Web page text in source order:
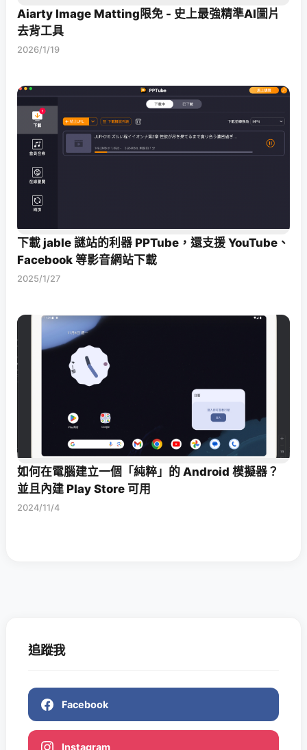
Aiarty Image Matting限免 - 史上最強精準AI圖片
去背工具
2026/1/19
下載 jable 謎站的利器 PPTube，還支援 YouTube、
Facebook 等影音網站下載
2025/1/27
如何在電腦建立一個「純粹」的 Android 模擬器？
並且內建 Play Store 可用
2024/11/4
追蹤我
Facebook
Instagram